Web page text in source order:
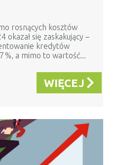
rosnących kosztów
okazał się zaskakujący –
kredytów
%, a mimo to wartość...
WIĘCEJ